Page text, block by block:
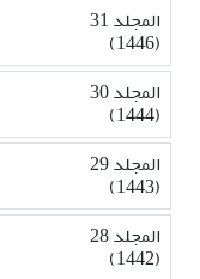
المجلد 31
(1446)
المجلد 30
(1444)
المجلد 29
(1443)
المجلد 28
(1442)